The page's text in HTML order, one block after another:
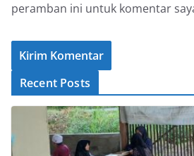
peramban ini untuk komentar
Recent Posts